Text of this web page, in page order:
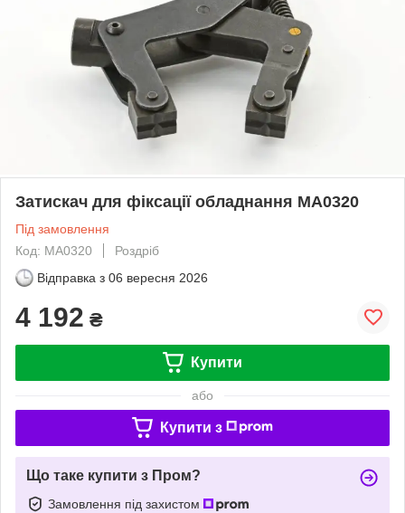
Затискач для фіксації обладнання MA0320
Під замовлення
Код: MA0320
Роздріб
Відправка з 06 вересня 2026
4 192 ₴
Купити
або
Купити з
Що таке купити з Пром?
Замовлення під захистом